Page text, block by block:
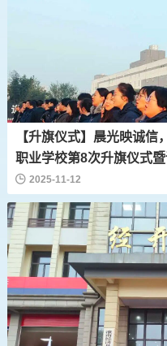
【升旗仪式】晨光映诚
职业学校第8次升旗仪式
2025-11-12